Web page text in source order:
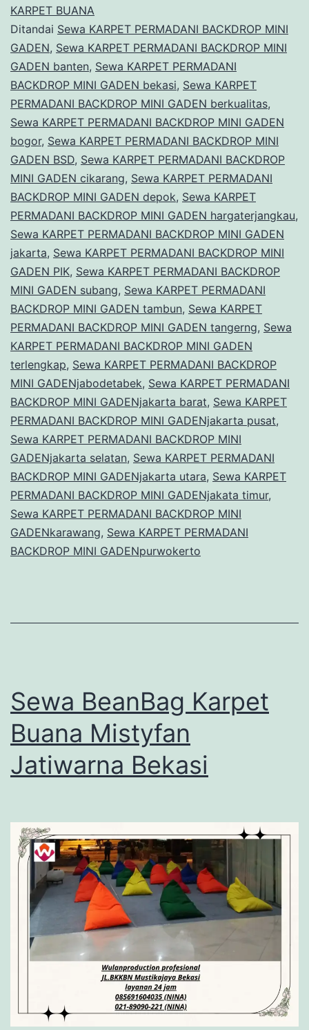
KARPET BUANA
Ditandai Sewa KARPET PERMADANI BACKDROP MINI
GADEN, Sewa KARPET PERMADANI BACKDROP MINI
GADEN banten, Sewa KARPET PERMADANI
BACKDROP MINI GADEN bekasi, Sewa KARPET
PERMADANI BACKDROP MINI GADEN berkualitas,
Sewa KARPET PERMADANI BACKDROP MINI GADEN
bogor, Sewa KARPET PERMADANI BACKDROP MINI
GADEN BSD, Sewa KARPET PERMADANI BACKDROP
MINI GADEN cikarang, Sewa KARPET PERMADANI
BACKDROP MINI GADEN depok, Sewa KARPET
PERMADANI BACKDROP MINI GADEN hargaterjangkau,
Sewa KARPET PERMADANI BACKDROP MINI GADEN
jakarta, Sewa KARPET PERMADANI BACKDROP MINI
GADEN PIK, Sewa KARPET PERMADANI BACKDROP
MINI GADEN subang, Sewa KARPET PERMADANI
BACKDROP MINI GADEN tambun, Sewa KARPET
PERMADANI BACKDROP MINI GADEN tangerng, Sewa
KARPET PERMADANI BACKDROP MINI GADEN
terlengkap, Sewa KARPET PERMADANI BACKDROP
MINI GADENjabodetabek, Sewa KARPET PERMADANI
BACKDROP MINI GADENjakarta barat, Sewa KARPET
PERMADANI BACKDROP MINI GADENjakarta pusat,
Sewa KARPET PERMADANI BACKDROP MINI
GADENjakarta selatan, Sewa KARPET PERMADANI
BACKDROP MINI GADENjakarta utara, Sewa KARPET
PERMADANI BACKDROP MINI GADENjakata timur,
Sewa KARPET PERMADANI BACKDROP MINI
GADENkarawang, Sewa KARPET PERMADANI
BACKDROP MINI GADENpurwokerto
Sewa BeanBag Karpet
Buana Mistyfan
Jatiwarna Bekasi